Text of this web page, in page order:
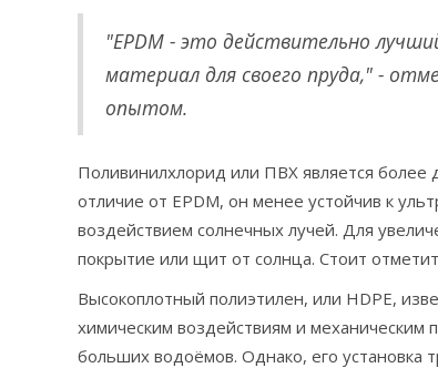
"EPDM - это действительно
материал для своего пруда," -
опытом.
Поливинилхлорид или ПВХ является более
отличие от EPDM, он менее устойчив к
воздействием солнечных лучей. Для
покрытие или щит от солнца. Стоит
Высокоплотный полиэтилен, или HDPE,
химическим воздействиям и
больших водоёмов. Однако, его установка